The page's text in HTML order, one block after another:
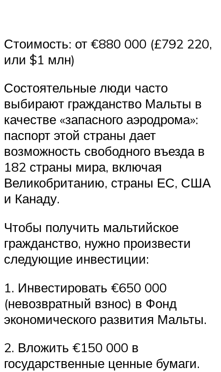
Стоимость: от €880 000 (£792 220,
или $1 млн)
Состоятельные люди часто
выбирают гражданство Мальты в
качестве «запасного аэродрома»:
паспорт этой страны дает
возможность свободного въезда в
182 страны мира, включая
Великобританию, страны ЕС, США
и Канаду.
Чтобы получить мальтийское
гражданство, нужно произвести
следующие инвестиции:
1. Инвестировать €650 000
(невозвратный взнос) в Фонд
экономического развития Мальты.
2. Вложить €150 000 в
государственные ценные бумаги.